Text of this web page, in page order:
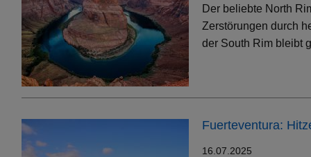
Der beliebte North
Zerstörungen durch
der South Rim bleibt
Fuerteventura:
16.07.2025